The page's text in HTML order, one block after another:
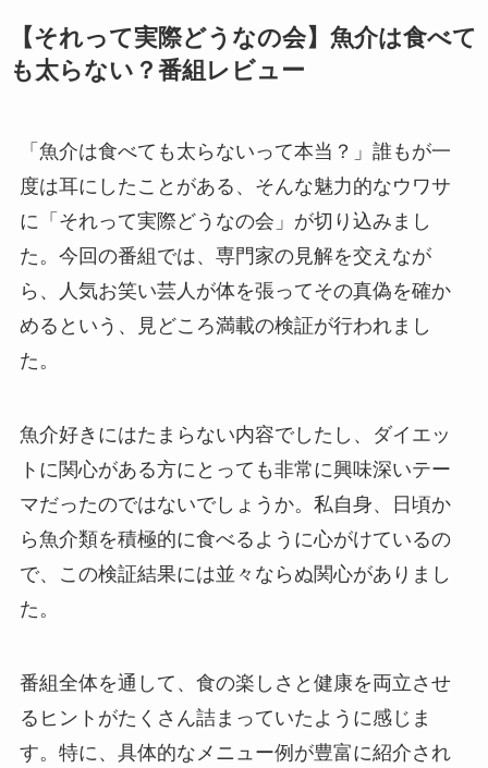
【それって実際どうなの会】魚介は食べて
も太らない？番組レビュー
「魚介は食べても太らないって本当？」誰もが一
度は耳にしたことがある、そんな魅力的なウワサ
に「それって実際どうなの会」が切り込みまし
た。今回の番組では、専門家の見解を交えなが
ら、人気お笑い芸人が体を張ってその真偽を確か
めるという、見どころ満載の検証が行われまし
た。
魚介好きにはたまらない内容でしたし、ダイエッ
トに関心がある方にとっても非常に興味深いテー
マだったのではないでしょうか。私自身、日頃か
ら魚介類を積極的に食べるように心がけているの
で、この検証結果には並々ならぬ関心がありまし
た。
番組全体を通して、食の楽しさと健康を両立させ
るヒントがたくさん詰まっていたように感じま
す。特に、具体的なメニュー例が豊富に紹介され